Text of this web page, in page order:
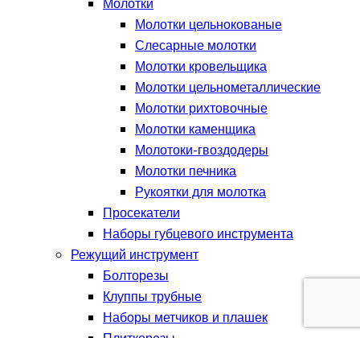
Молотки
Молотки цельнокованые
Слесарные молотки
Молотки кровельщика
Молотки цельнометаллические
Молотки рихтовочные
Молотки каменщика
Молотоки-гвоздодеры
Молотки печника
Рукоятки для молотка
Просекатели
Наборы губцевого инструмента
Режущий инструмент
Болторезы
Клуппы трубные
Наборы метчиков и плашек